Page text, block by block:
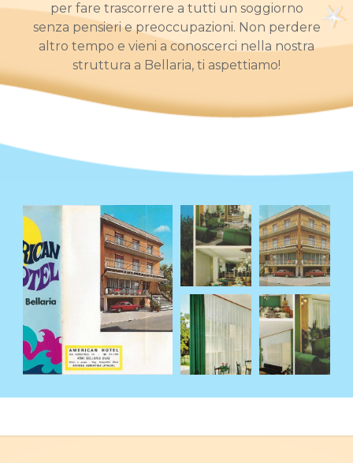
per fare trascorrere a tutti un soggiorno
senza pensieri e preoccupazioni. Non perdere
altro tempo e vieni a conoscerci nella nostra
struttura a Bellaria, ti aspettiamo!